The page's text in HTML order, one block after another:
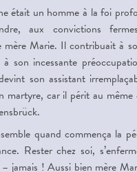
était un homme à la foi
aux convictions
mère Marie. Il contribuait à
son incessante
son assistant
martyre, car il périt au
quand commença la
Rester chez soi,
jamais ! Aussi bien mère